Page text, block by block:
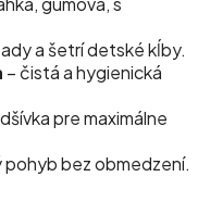
a šetrí detské kĺby.
– čistá a hygienická
pre maximálne
pohyb bez obmedzení.